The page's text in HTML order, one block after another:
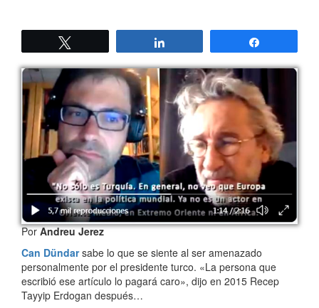
PorAndreu Jerez
Can Dündarsabe lo que se siente al ser amenazado
personalmente por el presidente turco. «La persona que
escribió ese artículo lo pagará caro», dijo en 2015 Recep
Tayyip Erdogan después…